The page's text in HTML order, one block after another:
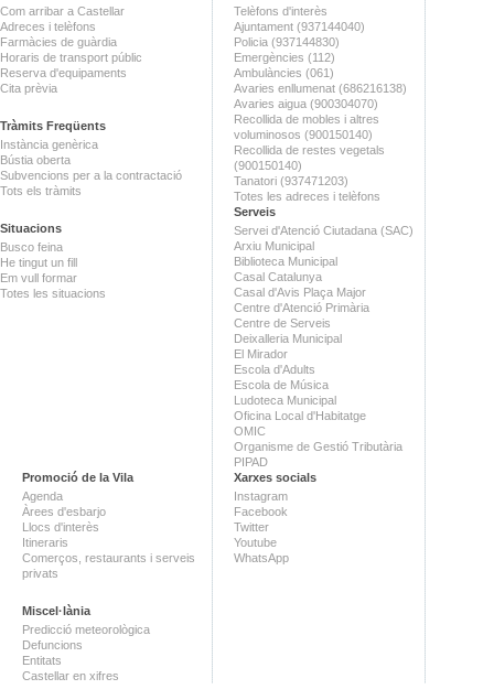
Com arribar a Castellar
Adreces i telèfons
Farmàcies de guàrdia
Horaris de transport públic
Reserva d'equipaments
Cita prèvia
Tràmits Freqüents
Instància genèrica
Bústia oberta
Subvencions per a la contractació
Tots els tràmits
Situacions
Busco feina
He tingut un fill
Em vull formar
Totes les situacions
Telèfons d'interès
Ajuntament (937144040)
Policia (937144830)
Emergències (112)
Ambulàncies (061)
Avaries enllumenat (686216138)
Avaries aigua (900304070)
Recollida de mobles i altres
voluminosos (900150140)
Recollida de restes vegetals
(900150140)
Tanatori (937471203)
Totes les adreces i telèfons
Serveis
Servei d'Atenció Ciutadana (SAC)
Arxiu Municipal
Biblioteca Municipal
Casal Catalunya
Casal d'Avis Plaça Major
Centre d'Atenció Primària
Centre de Serveis
Deixalleria Municipal
El Mirador
Escola d'Adults
Escola de Música
Ludoteca Municipal
Oficina Local d'Habitatge
OMIC
Organisme de Gestió Tributària
PIPAD
Promoció de la Vila
Agenda
Àrees d'esbarjo
Llocs d'interès
Itineraris
Comerços, restaurants i serveis
privats
Miscel·lània
Predicció meteorològica
Defuncions
Entitats
Castellar en xifres
Xarxes socials
Instagram
Facebook
Twitter
Youtube
WhatsApp